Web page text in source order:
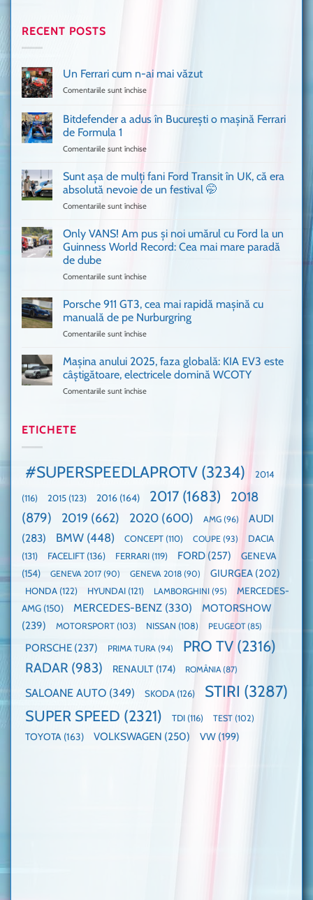
RECENT POSTS
Un Ferrari cum n-ai mai văzut
Comentariile sunt închise
Ferrari
cum
văzut
Bitdefender a adus în București o mașină Ferrari
de Formula 1
Comentariile sunt închise
a
în
mașină
Ferrari
Sunt așa de mulți fani Ford Transit în UK, că era
absolută nevoie de un festival 🤭
Comentariile sunt închise
așa
mulți
în
UK,
nevoie
de
Only VANS! Am pus și noi umărul cu Ford la un
Guinness World Record: Cea mai mare paradă
de dube
Comentariile sunt închise
VANS!
Am
pus
umărul
cu
mai
mare
paradă
de
dube
Porsche 911 GT3, cea mai rapidă mașină cu
manuală de pe Nurburgring
Comentariile sunt închise
911
GT3,
cea
pe
Nurburgring
Mașina anului 2025, faza globală: KIA EV3 este
câștigătoare, electricele domină WCOTY
Comentariile sunt închise
EV3
câștigătoare,
domină
WCOTY
ETICHETE
#SUPERSPEEDLAPROTV (3234) 2014
(116) 2015 (123) 2016 (164) 2017 (1683)
2018
(879)
2019 (662) 2020 (600) AMG (96)
AUDI
(283)
BMW (448) CONCEPT (110) COUPE (93)
DACIA
(131)
FACELIFT (136) FERRARI (119) FORD (257)
GENEVA
(154)
GENEVA 2017 (90) GENEVA 2018 (90) GIURGEA (202)
HONDA (122) HYUNDAI (121) LAMBORGHINI (95)
MERCEDES-
AMG (150) MERCEDES-BENZ (330)
MOTORSHOW
(239)
MOTORSPORT (103) NISSAN (108) PEUGEOT(85)
PORSCHE (237) PRIMA TURA (94) PRO TV (2316)
RADAR (983) RENAULT (174) ROMÂNIA (87)
SALOANE AUTO (349) SKODA (126) STIRI (3287)
SUPER SPEED (2321) TDI (116) TEST (102)
TOYOTA (163) VOLKSWAGEN (250) VW (199)